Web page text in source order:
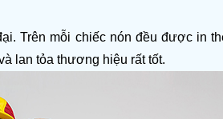
Trên mỗi chiếc nón đều được in
lan tỏa thương hiệu rất tốt.